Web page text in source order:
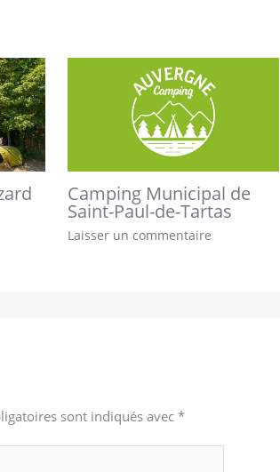
Camping Municipal de
Saint-Paul-de-Tartas
Laisser un commentaire
sont indiqués avec*